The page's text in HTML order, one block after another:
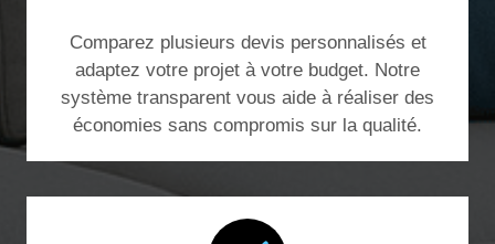
Comparez plusieurs devis personnalisés et
adaptez votre projet à votre budget. Notre
système transparent vous aide à réaliser des
économies sans compromis sur la qualité.